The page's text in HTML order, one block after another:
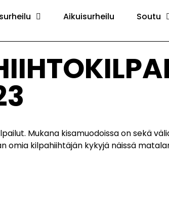
Aikuisurheilu Soutu
Mukana kisamuodoissa on sekä
kilpahiihtäjän kykyjä näissä